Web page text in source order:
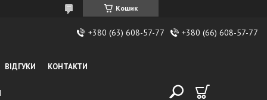
Кошик
+380 (63) 608-57-77 +380 (66) 608-57-77
ВІДГУКИ КОНТАКТИ